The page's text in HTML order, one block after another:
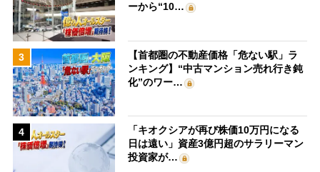
ーから“10…
3
【首都圏の不動産価格「危ない駅」ラ
ンキング】“中古マンション売れ行き鈍
化”のワー…
4
「キオクシアが再び株価10万円になる
日は遠い」資産3億円超のサラリーマン
投資家が…